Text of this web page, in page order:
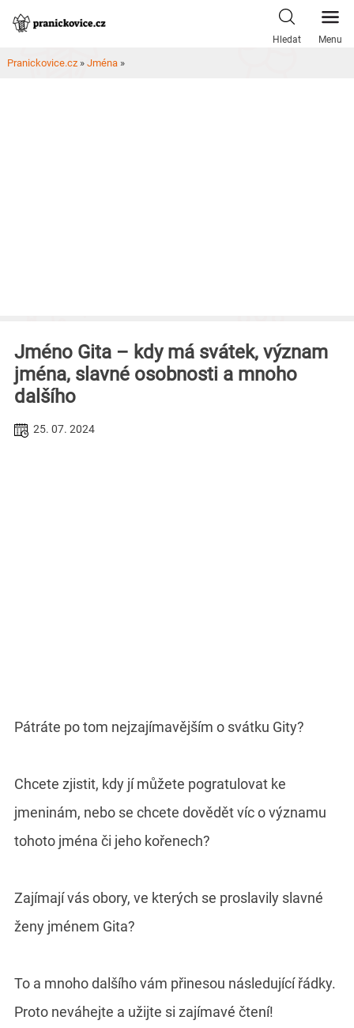
Skip
Hledat Menu
Pranickovice.cz » Jména »
Jméno Gita – kdy má svátek, význam
jména, slavné osobnosti a mnoho
dalšího
25. 07. 2024
Pátráte po tom nejzajímavějším o svátku Gity?
Chcete zjistit, kdy jí můžete pogratulovat ke
jmeninám, nebo se chcete dovědět víc o významu
tohoto jména či jeho kořenech?
Zajímají vás obory, ve kterých se proslavily slavné
ženy jménem Gita?
To a mnoho dalšího vám přinesou následující řádky.
Proto neváhejte a užijte si zajímavé čtení!